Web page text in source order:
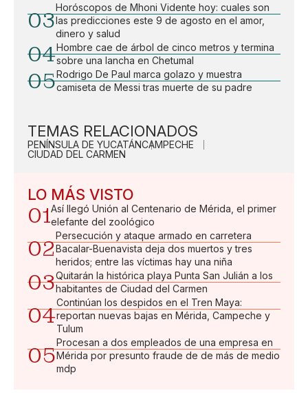
03
Horóscopos de Mhoni Vidente hoy: cuales son
las predicciones este 9 de agosto en el amor,
dinero y salud
04Hombre cae de árbol de cinco metros y termina
sobre una lancha en Chetumal
05Rodrigo De Paul marca golazo y muestra
camiseta de Messi tras muerte de su padre
TEMAS RELACIONADOS
PENÍNSULA DE YUCATÁNCAMPECHE
CIUDAD DEL CARMEN
LO MÁS VISTO
01Así llegó Unión al Centenario de Mérida, el primer
elefante del zoológico
02
Persecución y ataque armado en carretera
Bacalar-Buenavista deja dos muertos y tres
heridos; entre las víctimas hay una niña
03Quitarán la histórica playa Punta San Julián a los
habitantes de Ciudad del Carmen
04
Continúan los despidos en el Tren Maya:
reportan nuevas bajas en Mérida, Campeche y
Tulum
05
Procesan a dos empleados de una empresa en
Mérida por presunto fraude de de más de medio
mdp